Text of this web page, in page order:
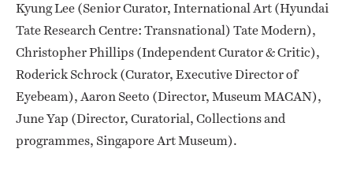
Kyung Lee (Senior Curator, International Art (Hyundai
Tate Research Centre: Transnational) Tate Modern),
Christopher Phillips (Independent Curator & Critic),
Roderick Schrock (Curator, Executive Director of
Eyebeam), Aaron Seeto (Director, Museum MACAN),
June Yap (Director, Curatorial, Collections and
programmes, Singapore Art Museum).